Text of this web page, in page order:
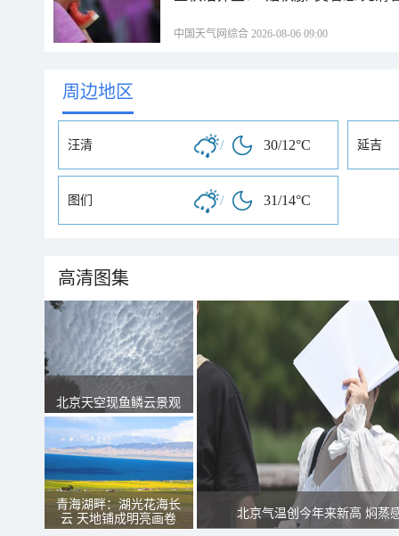
中国天气网综合 2026-08-06 09:00
周边地区
汪清 / 30/12°C 延吉
图们 / 31/14°C
高清图集
北京天空现鱼鳞云景观
青海湖畔：湖光花海长
云 天地铺成明亮画卷
北京气温创今年来新高 焖蒸